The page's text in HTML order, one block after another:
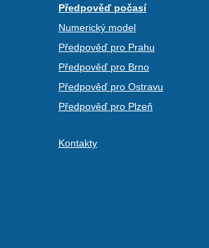
Předpověď počasí
Numerický model
Předpověď pro Prahu
Předpověď pro Brno
Předpověď pro Ostravu
Předpověď pro Plzeň
Kontakty